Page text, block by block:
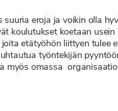
eroja ja voikin olla
koulutukset koetaan
etätyöhön liittyen tulee
työntekijän
myös omassa